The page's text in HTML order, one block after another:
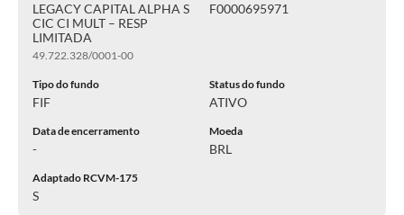
LEGACY CAPITAL ALPHA S
CIC CI MULT – RESP
LIMITADA
49.722.328/0001-00
F0000695971
Tipo do fundo
FIF
Status do fundo
ATIVO
Data de encerramento
-
Moeda
BRL
Adaptado RCVM-175
S